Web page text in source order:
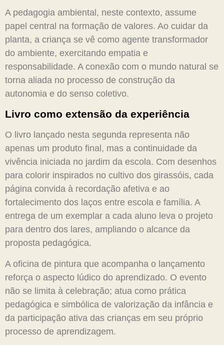
A pedagogia ambiental, neste contexto, assume
papel central na formação de valores. Ao cuidar da
planta, a criança se vê como agente transformador
do ambiente, exercitando empatia e
responsabilidade. A conexão com o mundo natural se
torna aliada no processo de construção da
autonomia e do senso coletivo.
Livro como extensão da experiência
O livro lançado nesta segunda representa não
apenas um produto final, mas a continuidade da
vivência iniciada no jardim da escola. Com desenhos
para colorir inspirados no cultivo dos girassóis, cada
página convida à recordação afetiva e ao
fortalecimento dos laços entre escola e família. A
entrega de um exemplar a cada aluno leva o projeto
para dentro dos lares, ampliando o alcance da
proposta pedagógica.
A oficina de pintura que acompanha o lançamento
reforça o aspecto lúdico do aprendizado. O evento
não se limita à celebração; atua como prática
pedagógica e simbólica de valorização da infância e
da participação ativa das crianças em seu próprio
processo de aprendizagem.